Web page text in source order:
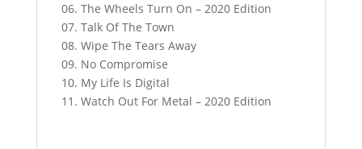
06. The Wheels Turn On – 2020 Edition
07. Talk Of The Town
08. Wipe The Tears Away
09. No Compromise
10. My Life Is Digital
11. Watch Out For Metal – 2020 Edition